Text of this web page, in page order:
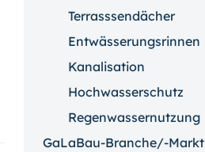
Terrasssendächer
Entwässerungsrinnen
Kanalisation
Hochwasserschutz
Regenwassernutzung
GaLaBau-Branche/-Markt